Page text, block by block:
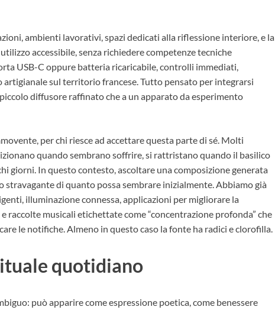
ambienti lavorativi, spazi dedicati alla riflessione interiore, e la
accessibile, senza richiedere competenze tecniche
USB-C oppure batteria ricaricabile, controlli immediati,
sul territorio francese. Tutto pensato per integrarsi
diffusore raffinato che a un apparato da esperimento
per chi riesce ad accettare questa parte di sé. Molti
quando sembrano soffrire, si rattristano quando il basilico
giorni. In questo contesto, ascoltare una composizione generata
di quanto possa sembrare inizialmente. Abbiamo già
illuminazione connessa, applicazioni per migliorare la
raccolte musicali etichettate come “concentrazione profonda” che
le notifiche. Almeno in questo caso la fonte ha radici e clorofilla.
quotidiano
può apparire come espressione poetica, come benessere